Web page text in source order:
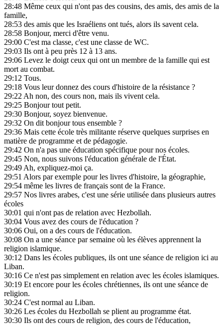
28:48 Même ceux qui n'ont pas des cousins, des amis, des amis de la
famille,
28:53 des amis que les Israéliens ont tués, alors ils savent cela.
28:58 Bonjour, merci d'être venu.
29:00 C'est ma classe, c'est une classe de WC.
29:03 Ils ont à peu près 12 à 13 ans.
29:06 Levez le doigt ceux qui ont un membre de la famille qui est
mort au combat.
29:12 Tous.
29:18 Vous leur donnez des cours d'histoire de la résistance ?
29:22Ah non, des cours non, mais ils vivent cela.
29:25 Bonjour tout petit.
29:30 Bonjour, soyez bienvenue.
29:32 On dit bonjour tous ensemble ?
29:36 Mais cette école très militante réserve quelques surprises en
matière de programme et de pédagogie.
29:42 On n'a pas une éducation spécifique pour nos écoles.
29:45 Non, nous suivons l'éducation générale de l'État.
29:49Ah, expliquez-moi ça.
29:51 Alors par exemple pour les livres d'histoire, la géographie,
29:54 même les livres de français sont de la France.
29:57 Nos livres arabes, c'est une série utilisée dans plusieurs autres
écoles
30:01 qui n'ont pas de relation avec Hezbollah.
30:04 Vous avez des cours de l'éducation ?
30:06 Oui, on a des cours de l'éducation.
30:08 On a une séance par semaine où les élèves apprennent la
religion islamique.
30:12 Dans les écoles publiques, ils ont une séance de religion ici au
Liban.
30:16 Ce n'est pas simplement en relation avec les écoles islamiques.
30:19 Et encore pour les écoles chrétiennes, ils ont une séance de
religion.
30:24 C'est normal au Liban.
30:26 Les écoles du Hezbollah se plient au programme état.
30:30 Ils ont des cours de religion, des cours de l'éducation,